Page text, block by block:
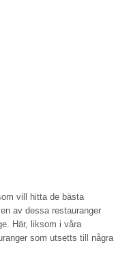
vill hitta de bästa
av dessa restauranger
Här, liksom i våra
som utsetts till några